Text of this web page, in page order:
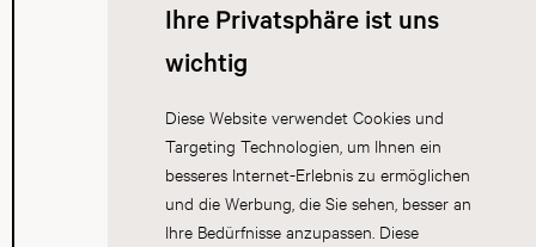
Ihre Privatsphäre ist uns
wichtig
Diese Website verwendet Cookies und
Targeting Technologien, um Ihnen ein
besseres Internet-Erlebnis zu ermöglichen
und die Werbung, die Sie sehen, besser an
Ihre Bedürfnisse anzupassen. Diese